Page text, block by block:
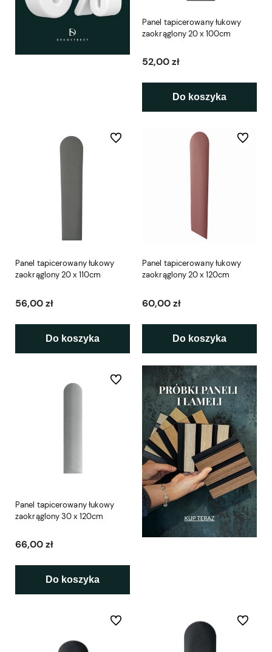
Panel tapicerowany łukowy
zaokrąglony 20 x 100cm
52,00 zł
Do koszyka
Panel tapicerowany łukowy
zaokrąglony 20 x 110cm
56,00 zł
Do koszyka
Do ulubionych
Panel tapicerowany łukowy
zaokrąglony 20 x 120cm
60,00 zł
Do koszyka
Do
Panel tapicerowany łukowy
zaokrąglony 30 x 120cm
66,00 zł
Do koszyka
Do ulubionych
Do ulubionych Do